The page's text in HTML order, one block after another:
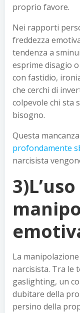
proprio favore.
Nei rapporti
freddezza
tendenza a
esprime disagio
con fastidio,
che cerchi di
colpevole chi sta
bisogno.
Questa
profondamente
narcisista
La
narcisista. Tra le
gaslighting, un
dubitare della
persino della